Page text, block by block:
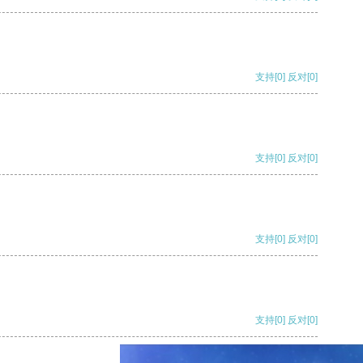
支持[0] 反对[0]
支持[0] 反对[0]
支持[0] 反对[0]
支持[0] 反对[0]